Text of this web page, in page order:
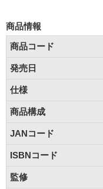
商品情報
商品コード
発売日
仕様
商品構成
JANコード
ISBNコード
監修